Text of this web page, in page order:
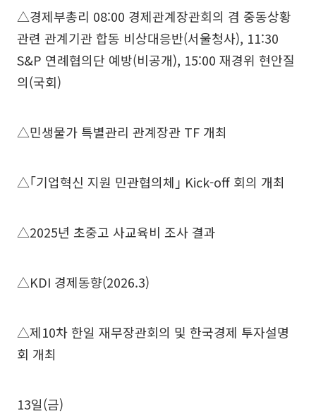
△경제부총리 08:00 경제관계장관회의 겸 중동상황
관련 관계기관 합동 비상대응반(서울청사), 11:30
S&P 연례협의단 예방(비공개), 15:00 재경위 현안질
의(국회)
△민생물가 특별관리 관계장관 TF 개최
△｢기업혁신 지원 민관협의체｣ Kick-off 회의 개최
△2025년 초중고 사교육비 조사 결과
△KDI 경제동향(2026.3)
△제10차 한일 재무장관회의 및 한국경제 투자설명
회 개최
13일(금)